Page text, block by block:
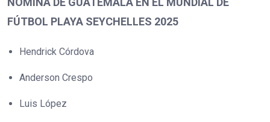
FÚTBOL PLAYA SEYCHELLES 2025
Hendrick Córdova
Anderson Crespo
Luis López